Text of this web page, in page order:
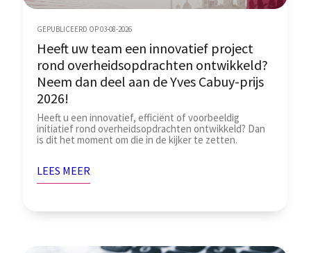
Heeft uw team een innovatief project
rond overheidsopdrachten ontwikkeld?
Neem dan deel aan de Yves Cabuy-prijs
2026!
GEPUBLICEERD OP 03-08-2026
Heeft u een innovatief, efficiënt of voorbeeldig
initiatief rond overheidsopdrachten ontwikkeld? Dan
is dit het moment om die in de kijker te zetten.
LEES MEER